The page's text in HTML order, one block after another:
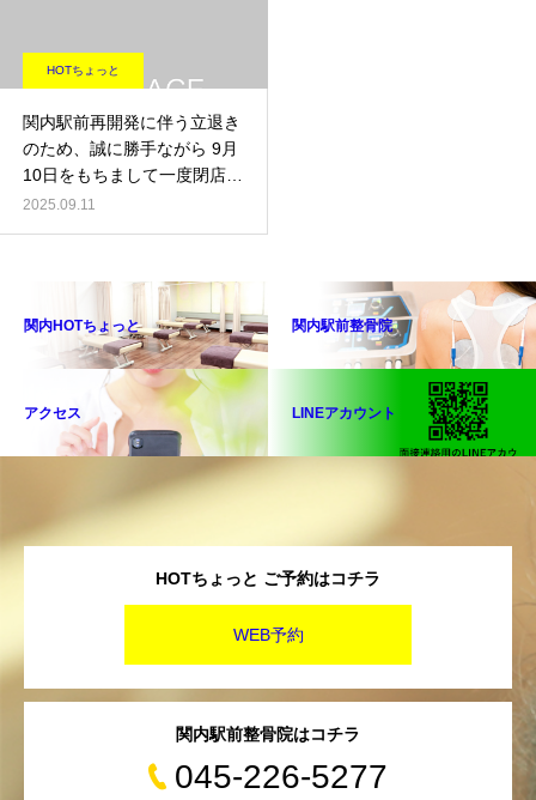
HOTちょっと
関内駅前再開発に伴う立退き
のため、誠に勝手ながら 9月
10日をもちまして一度閉店
させていただくこととなりま
2025.09.11
関内HOTちょっと 関内駅前整骨院
アクセス LINEアカウント
HOTちょっと ご予約はコチラ
WEB予約
関内駅前整骨院はコチラ
045-226-5277